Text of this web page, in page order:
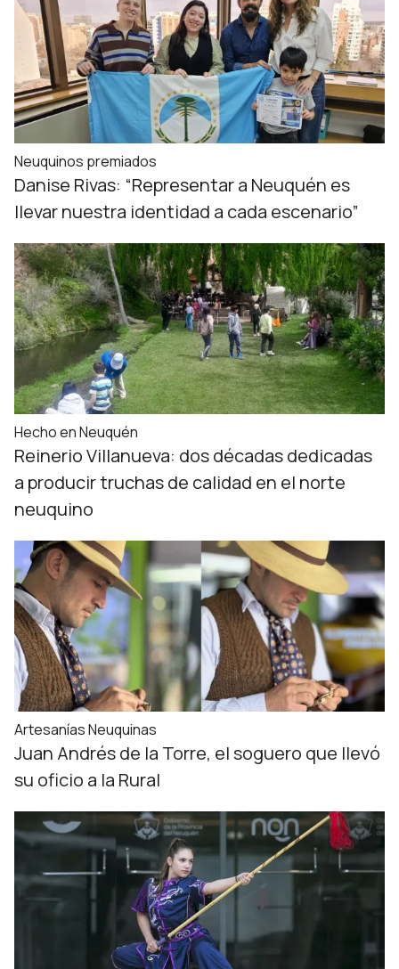
Neuquinos premiados
Danise Rivas: “Representar a Neuquén es
llevar nuestra identidad a cada escenario”
Hecho en Neuquén
Reinerio Villanueva: dos décadas dedicadas
a producir truchas de calidad en el norte
neuquino
Artesanías Neuquinas
Juan Andrés de la Torre, el soguero que llevó
su oficio a la Rural